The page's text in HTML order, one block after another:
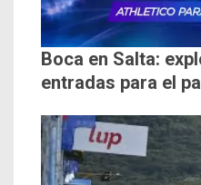
Boca en Salta:
entradas para el